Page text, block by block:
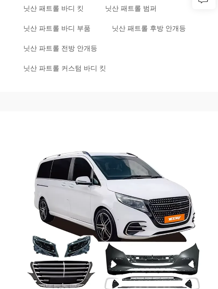
닛산 패트롤 바디 킷 닛산 패트롤 범퍼
닛산 파트롤 바디 부품 닛산 패트롤 후방 안개등
닛산 파트롤 전방 안개등
닛산 파트롤 커스텀 바디 킷